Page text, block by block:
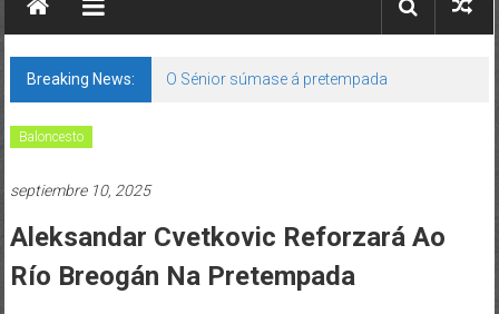
Breaking News: O Sénior súmase á pretempada
Baloncesto
septiembre 10, 2025
Aleksandar Cvetkovic Reforzará Ao
Río Breogán Na Pretempada